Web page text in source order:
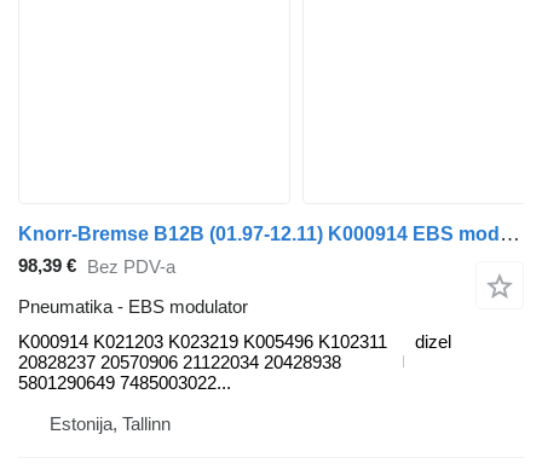
Knorr-Bremse B12B (01.97-12.11) K000914 EBS modulator za Volvo B6, B7, B9, B10, B12 bus (1978-2011) autobusa
98,39 €
Bez PDV-a
Pneumatika - EBS modulator
K000914 K021203 K023219 K005496 K102311
20828237 20570906 21122034 20428938
5801290649 7485003022...
dizel
Estonija, Tallinn